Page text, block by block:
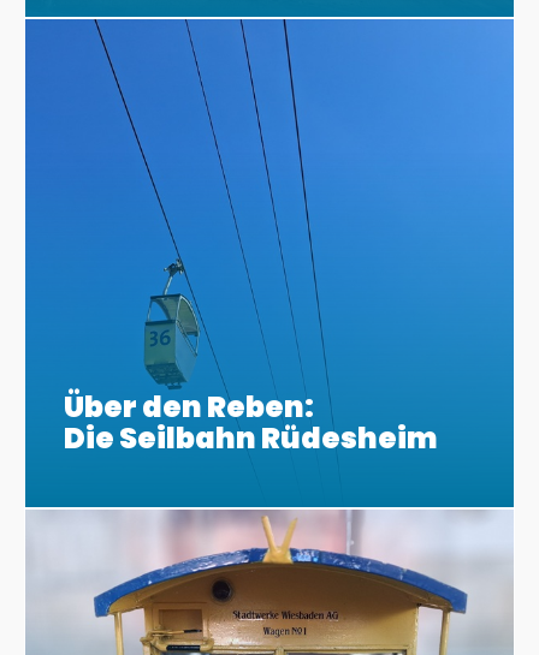
Über den Reben:
Die Seilbahn Rüdesheim